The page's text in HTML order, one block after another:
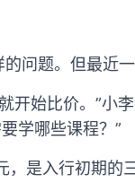
问题。但最近一
开始比价。”小
学哪些课程？”
是入行初期的